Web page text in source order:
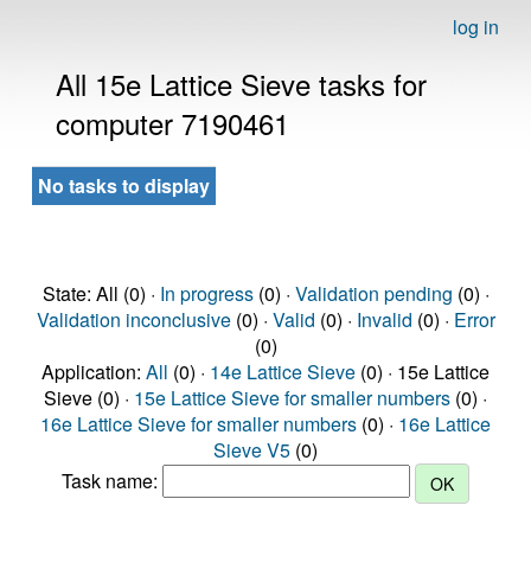
log in
All 15e Lattice Sieve tasks for
computer 7190461
No tasks to display
State: All (0) · In progress(0) · Validation pending (0) ·
Validation inconclusive(0) · Valid (0) · Invalid (0) · Error
(0)
Application: All (0) · 14e Lattice Sieve (0) · 15e Lattice
Sieve (0) · 15e Lattice Sieve for smaller numbers (0) ·
16e Lattice Sieve for smaller numbers (0) · 16e Lattice
Sieve V5 (0)
Task name: